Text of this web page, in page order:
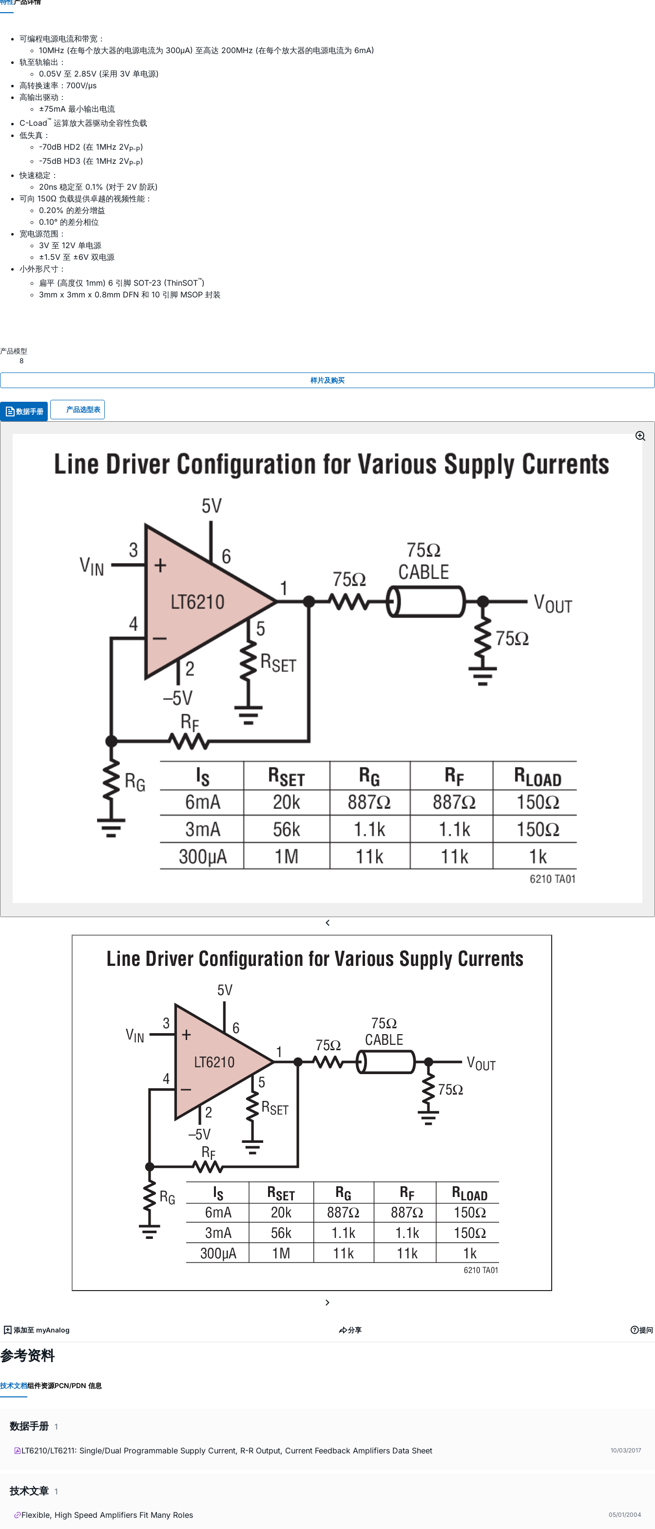
可编程电源电流和带宽：
10MHz (在每个放大器的电源电流为 300μA) 至高达 200MHz (在每个放大器的电源电流为 6mA)
轨至轨输出：
0.05V 至 2.85V (采用 3V 单电源)
高转换速率：700V/μs
高输出驱动：
±75mA 最小输出电流
C-Load™ 运算放大器驱动全容性负载
低失真：
-70dB HD2 (在 1MHz 2VP-P)
-75dB HD3 (在 1MHz 2VP-P)
快速稳定：
20ns 稳定至 0.1% (对于 2V 阶跃)
可向 150Ω 负载提供卓越的视频性能：
0.20% 的差分增益
0.10° 的差分相位
宽电源范围：
3V 至 12V 单电源
±1.5V 至 ±6V 双电源
小外形尺寸：
扁平 (高度仅 1mm) 6 引脚 SOT-23 (ThinSOT™)
3mm x 3mm x 0.8mm DFN 和 10 引脚 MSOP 封装
产品模型
8
样片及购买
数据手册 产品选型表
添加至 myAnalog 分享 提问
参考资料
技术文档组件资源PCN/PDN 信息
数据手册 1
LT6210/LT6211: Single/Dual Programmable Supply Current, R-R Output, Current Feedback Amplifiers Data Sheet 10/03/2017
技术文章 1
Flexible, High Speed Amplifiers Fit Many Roles 05/01/2004